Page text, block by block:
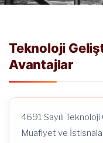
Teknoloji
Avantajlar
4691 Sayılı
Muafiyet ve